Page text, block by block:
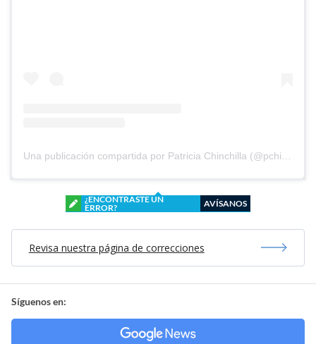
¿ENCONTRASTE UN
ERROR?
AVÍSANOS
Revisa nuestra página de correcciones
Síguenos en: